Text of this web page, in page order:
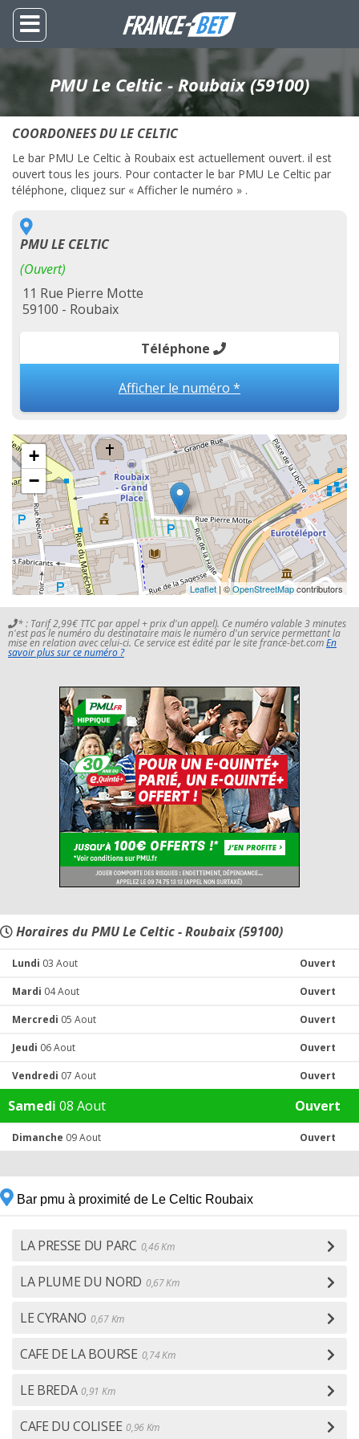
PMU Le Celtic - Roubaix (59100)
COORDONEES DU LE CELTIC
Le bar PMU Le Celtic à Roubaix est actuellement ouvert. il est
ouvert tous les jours. Pour contacter le bar PMU Le Celtic par
téléphone, cliquez sur « Afficher le numéro » .
PMU LE CELTIC
(Ouvert)
11 Rue Pierre Motte
59100 - Roubaix
Téléphone
Afficher le numéro *
+
−
Leaflet| ©OpenStreetMapcontributors
* : Tarif 2,99€ TTC par appel + prix d'un appel). Ce numéro valable 3 minutes
n'est pas le numéro du destinataire mais le numéro d'un service permettant la
mise en relation avec celui-ci. Ce service est édité par le site france-bet.comEn
savoir plus sur ce numéro ?
Horaires du PMU Le Celtic - Roubaix (59100)
Lundi 03 Aout Ouvert
Mardi 04 Aout Ouvert
Mercredi 05 Aout Ouvert
Jeudi 06 Aout Ouvert
Vendredi 07 Aout Ouvert
Samedi 08 Aout Ouvert
Dimanche 09 Aout Ouvert
Bar pmu à proximité de Le Celtic Roubaix
LA PRESSE DU PARC 0,46 Km
LA PLUME DU NORD 0,67 Km
LE CYRANO 0,67 Km
CAFE DE LA BOURSE 0,74 Km
LE BREDA 0,91 Km
CAFE DU COLISEE 0,96 Km